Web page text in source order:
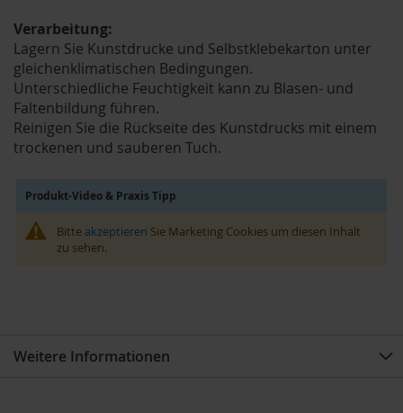
Verarbeitung:
Lagern Sie Kunstdrucke und Selbstklebekarton unter
gleichenklimatischen Bedingungen.
Unterschiedliche Feuchtigkeit kann zu Blasen- und
Faltenbildung führen.
Reinigen Sie die Rückseite des Kunstdrucks mit einem
trockenen und sauberen Tuch.
Produkt-Video & Praxis Tipp
Bitte akzeptieren Sie Marketing Cookies um diesen Inhalt
zu sehen.
Weitere Informationen